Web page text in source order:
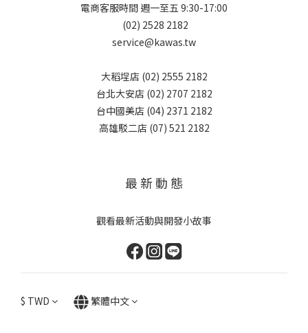
電商客服時間 週一至五 9:30-17:00
(02) 2528 2182
service@kawas.tw
大稻埕店 (02) 2555 2182
台北大安店 (02) 2707 2182
台中國美店 (04) 2371 2182
高雄駁二店 (07) 521 2182
最 新 動 態
觀看最新活動與開發小故事
$ TWD 繁體中文